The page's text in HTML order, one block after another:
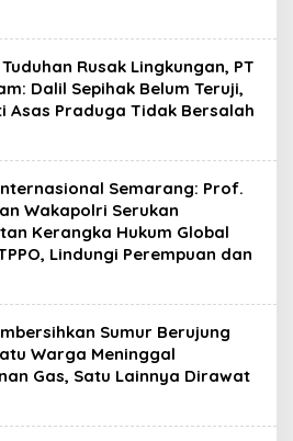
Rusak Lingkungan, PT
Dalil Sepihak Belum Teruji,
Asas Praduga Tidak Bersalah
Semarang: Prof.
Wakapolri Serukan
Kerangka Hukum Global
Lindungi Perempuan dan
Sumur Berujung
Warga Meninggal
Gas, Satu Lainnya Dirawat